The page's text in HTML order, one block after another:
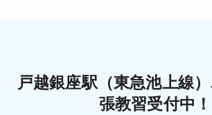
戸越銀座駅（東急池上線
張教習受付中！